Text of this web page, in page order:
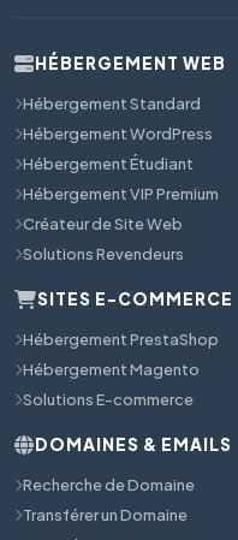
HÉBERGEMENT WEB
Hébergement Standard
Hébergement WordPress
Hébergement Étudiant
Hébergement VIP Premium
Créateur de Site Web
Solutions Revendeurs
SITES E-COMMERCE
Hébergement PrestaShop
Hébergement Magento
Solutions E-commerce
DOMAINES & EMAILS
Recherche de Domaine
Transférer un Domaine